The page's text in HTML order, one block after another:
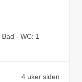
Bad - WC: 1
4 uker siden